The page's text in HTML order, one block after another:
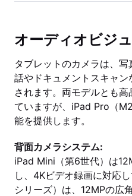
オーディオビジ
タブレットのカメラは、
話やドキュメントスキャ
されます。両モデルとも
ていますが、iPad Pro（
能を提供します。
背面カメラシステム:
iPad Mini（第6世代）は
し、4Kビデオ録画に対応
シリーズ）は、12MPの広